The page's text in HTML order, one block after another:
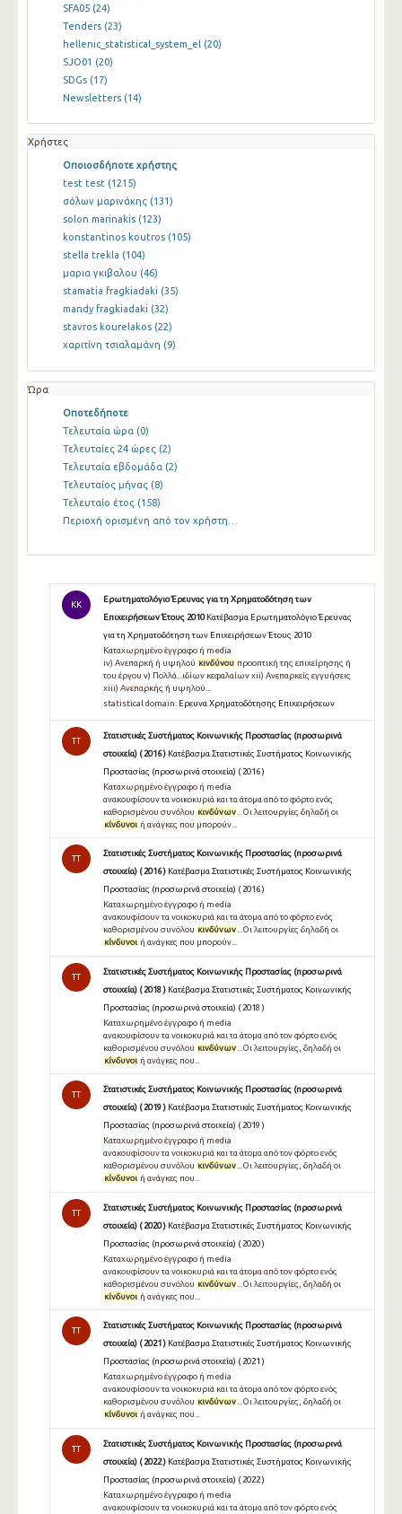
SFA05 (24)
Tenders (23)
hellenic_statistical_system_el (20)
SJO01 (20)
SDGs (17)
Newsletters (14)
Χρήστες
Οποιοσδήποτε χρήστης
test test (1215)
σόλων μαρινάκης (131)
solon marinakis (123)
konstantinos koutros (105)
stella trekla (104)
μαρια γκιβαλου (46)
stamatia fragkiadaki (35)
mandy fragkiadaki (32)
stavros kourelakos (22)
χαριτίνη τσιαλαμάνη (9)
Ώρα
Οποτεδήποτε
Τελευταία ώρα (0)
Τελευταίες 24 ώρες (2)
Τελευταία εβδομάδα (2)
Τελευταίος μήνας (8)
Τελευταίο έτος (158)
Περιοχή ορισμένη από τον χρήστη…
KK
Ερωτηματολόγιο Έρευνας για τη Χρηματοδότηση των
Επιχειρήσεων Έτους 2010 Κατέβασμα Ερωτηματολόγιο Έρευνας
για τη Χρηματοδότηση των Επιχειρήσεων Έτους 2010
Καταχωρημένο έγγραφο ή media
iv) Ανεπαρκή ή υψηλού κινδύνου προοπτική της επιχείρησης ή
του έργου v) Πολλά...ιδίων κεφαλαίων xii) Ανεπαρκείς εγγυήσεις
xiii) Ανεπαρκής ή υψηλού...
statistical domain: Ερευνα Χρηματοδότησης Επιχειρήσεων
TT
Στατιστικές Συστήματος Κοινωνικής Προστασίας (προσωρινά
στοιχεία) ( 2016 ) Κατέβασμα Στατιστικές Συστήματος Κοινωνικής
Προστασίας (προσωρινά στοιχεία) ( 2016 )
Καταχωρημένο έγγραφο ή media
ανακουφίσουν τα νοικοκυριά και τα άτομα από το φόρτο ενός
καθορισμένου συνόλου κινδύνων ...Οι λειτουργίες δηλαδή οι
κίνδυνοι ή ανάγκες που μπορούν...
TT
Στατιστικές Συστήματος Κοινωνικής Προστασίας (προσωρινά
στοιχεία) ( 2016 ) Κατέβασμα Στατιστικές Συστήματος Κοινωνικής
Προστασίας (προσωρινά στοιχεία) ( 2016 )
Καταχωρημένο έγγραφο ή media
ανακουφίσουν τα νοικοκυριά και τα άτομα από το φόρτο ενός
καθορισμένου συνόλου κινδύνων...Οι λειτουργίες δηλαδή οι
κίνδυνοι ή ανάγκες που μπορούν...
TT
Στατιστικές Συστήματος Κοινωνικής Προστασίας (προσωρινά
στοιχεία) ( 2018 ) Κατέβασμα Στατιστικές Συστήματος Κοινωνικής
Προστασίας (προσωρινά στοιχεία) ( 2018 )
Καταχωρημένο έγγραφο ή media
ανακουφίσουν τα νοικοκυριά και τα άτομα από τον φόρτο ενός
καθορισμένου συνόλου κινδύνων ...Οι λειτουργίες, δηλαδή οι
κίνδυνοι ή ανάγκες που...
TT
Στατιστικές Συστήματος Κοινωνικής Προστασίας (προσωρινά
στοιχεία) ( 2019 ) Κατέβασμα Στατιστικές Συστήματος Κοινωνικής
Προστασίας (προσωρινά στοιχεία) ( 2019 )
Καταχωρημένο έγγραφο ή media
ανακουφίσουν τα νοικοκυριά και τα άτομα από τον φόρτο ενός
καθορισμένου συνόλου κινδύνων...Οι λειτουργίες, δηλαδή οι
κίνδυνοι ή ανάγκες που...
TT
Στατιστικές Συστήματος Κοινωνικής Προστασίας (προσωρινά
στοιχεία) ( 2020 ) Κατέβασμα Στατιστικές Συστήματος Κοινωνικής
Προστασίας (προσωρινά στοιχεία) ( 2020 )
Καταχωρημένο έγγραφο ή media
ανακουφίσουν τα νοικοκυριά και τα άτομα από τον φόρτο ενός
καθορισμένου συνόλου κινδύνων ...Οι λειτουργίες, δηλαδή οι
κίνδυνοι ή ανάγκες που...
TT
Στατιστικές Συστήματος Κοινωνικής Προστασίας (προσωρινά
στοιχεία) ( 2021 ) Κατέβασμα Στατιστικές Συστήματος Κοινωνικής
Προστασίας (προσωρινά στοιχεία) ( 2021 )
Καταχωρημένο έγγραφο ή media
ανακουφίσουν τα νοικοκυριά και τα άτομα από τον φόρτο ενός
καθορισμένου συνόλου κινδύνων...Οι λειτουργίες, δηλαδή οι
κίνδυνοι ή ανάγκες που...
TT
Στατιστικές Συστήματος Κοινωνικής Προστασίας (προσωρινά
στοιχεία) ( 2022 ) Κατέβασμα Στατιστικές Συστήματος Κοινωνικής
Προστασίας (προσωρινά στοιχεία) ( 2022 )
Καταχωρημένο έγγραφο ή media
ανακουφίσουν τα νοικοκυριά και τα άτομα από τον φόρτο ενός